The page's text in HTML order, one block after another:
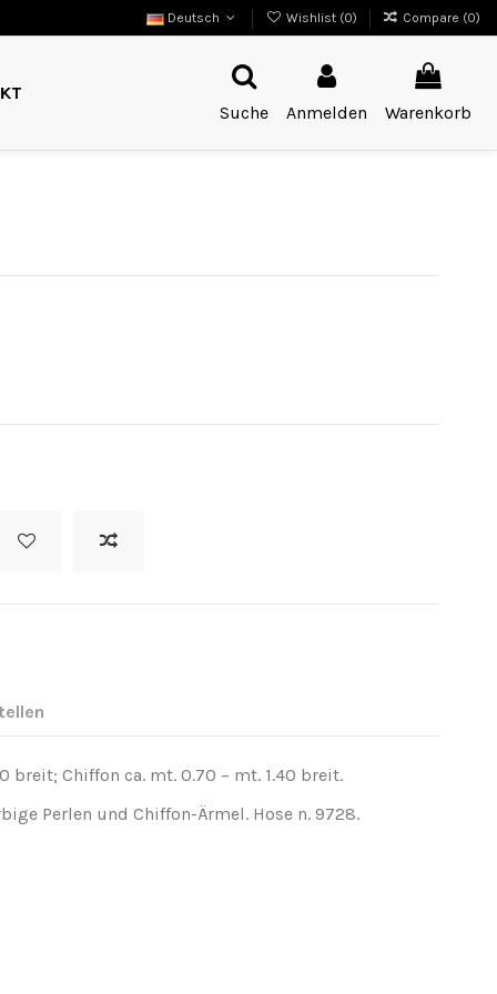
Deutsch Wishlist (0) Compare (0)
Suche
Anmelden Warenkorb
breit; Chiffon ca. mt. 0.70 – mt. 1.40 breit.
Perlen und Chiffon-Ärmel. Hose n. 9728.